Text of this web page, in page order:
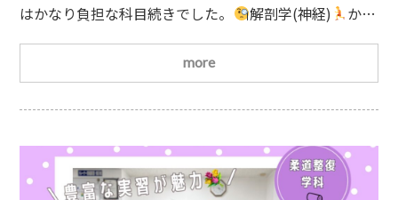
はかなり負担な科目続きでした。
解剖学(神経)
から
頭と身体はオーバーヒート？してるかもしれませんが、
試験も残すはあと一日(あと2科目！)ですので頑張って
ほしいと思います。コロナの影響でWeb授業や変則時間
な事ばかりの連続。初めての専門学校の授
more